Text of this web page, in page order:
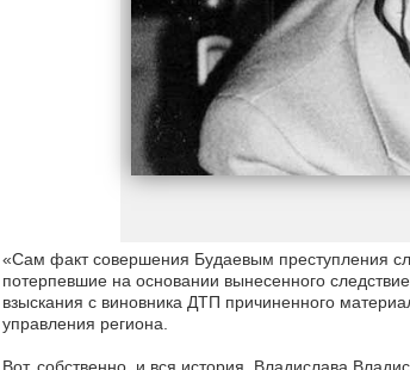
«Сам факт совершения Будаевым преступления
потерпевшие на основании вынесенного
взыскания с виновника ДТП причиненного
управления региона.
Вот, собственно, и вся история. Владислава